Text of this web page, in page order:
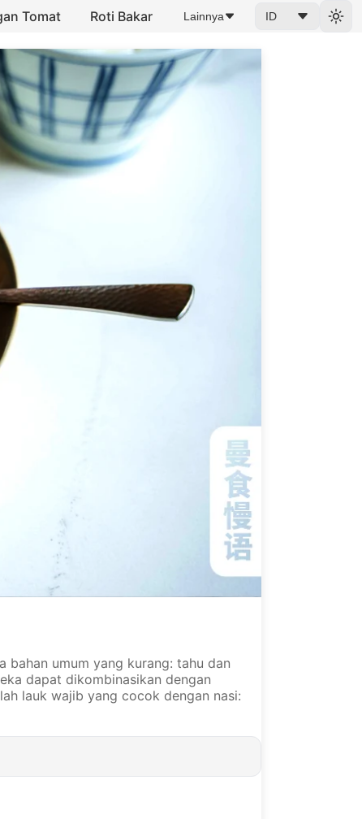
Tomat Roti Bakar Lainnya ID
bahan umum yang kurang: tahu dan
dapat dikombinasikan dengan
lauk wajib yang cocok dengan nasi: